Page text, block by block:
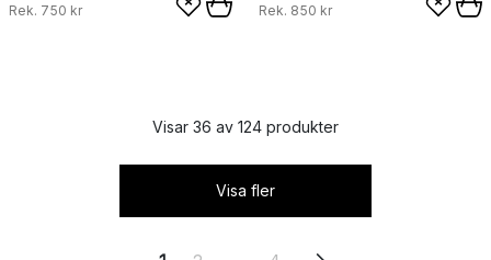
Rek. 750 kr Rek. 850 kr
Visar 36 av 124 produkter
Visa fler